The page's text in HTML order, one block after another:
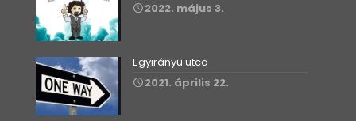
2022. május 3.
Egyirányú utca
2021. április 22.